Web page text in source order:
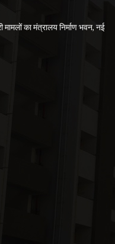
का मंत्रालय निर्माण भवन, नई